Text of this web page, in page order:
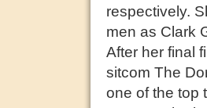
respectively.
men as Clark
After her final
sitcom The
one of the top